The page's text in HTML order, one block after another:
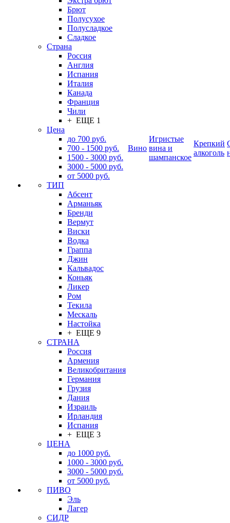
Брют
Полусухое
Полусладкое
Сладкое
Страна
Россия
Англия
Испания
Италия
Канада
Франция
Чили
+ ЕЩЕ 1
Цена
до 700 руб.
700 - 1500 руб.
1500 - 3000 руб.
3000 - 5000 руб.
от 5000 руб.
ТИП
Абсент
Арманьяк
Бренди
Вермут
Виски
Водка
Граппа
Джин
Кальвадос
Коньяк
Ликер
Ром
Текила
Мескаль
Настойка
+ ЕЩЕ 9
СТРАНА
Россия
Армения
Великобритания
Германия
Грузия
Дания
Израиль
Ирландия
Испания
+ ЕЩЕ 3
ЦЕНА
до 1000 руб.
1000 - 3000 руб.
3000 - 5000 руб.
от 5000 руб.
ПИВО
Эль
Лагер
СИДР
Вино
Игристые
вина и
шампанское
Крепкий
алкоголь